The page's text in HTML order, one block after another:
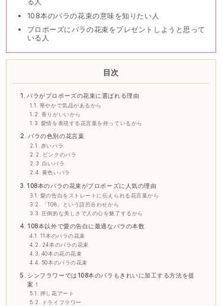
108本のバラの花束の意味を知りたい人
プロポーズにバラの花束をプレゼントしようと思って
いる人
目次
バラがプロポーズの花束に選ばれる理由
華やかで気品があるから
香りがいいから
愛情を表現する花言葉を持っているから
バラの色別の花言葉
赤いバラ
ピンクのバラ
白いバラ
黄色いバラ
108本のバラの花束がプロポーズに人気の理由
愛の告白をストレートに伝えられる花言葉から
「108」という語呂合わせから
圧倒的な美しさで人の心を魅了するから
108本以外で愛の告白に最適なバラの本数
11本のバラの花束
24本のバラの花束
40本の花の花束
50本のバラの花束
シンフラワーでは108本のバラもきれいに加工する方法を提
案！
押し花アート
ドライフラワー